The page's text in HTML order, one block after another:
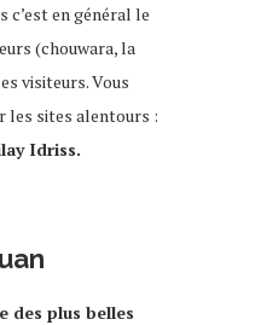
c’est en général le
(chouwara, la
visiteurs. Vous
les sites alentours :
Idriss.
des plus belles